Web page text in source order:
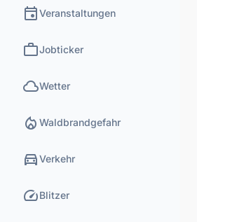
eventVeranstaltungen
workJobticker
cloudWetter
local_fire_department Waldbrandgefahr
directions_carVerkehr
speedBlitzer